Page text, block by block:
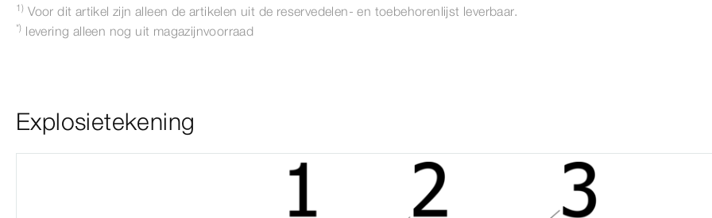
1) Voor dit artikel zijn alleen de artikelen uit de reservedelen- en toebehorenlijst leverbaar.
*) levering alleen nog uit magazijnvoorraad
Explosietekening